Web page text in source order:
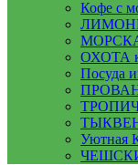
Кофе с
ОХОТА
Посуда
Уютная